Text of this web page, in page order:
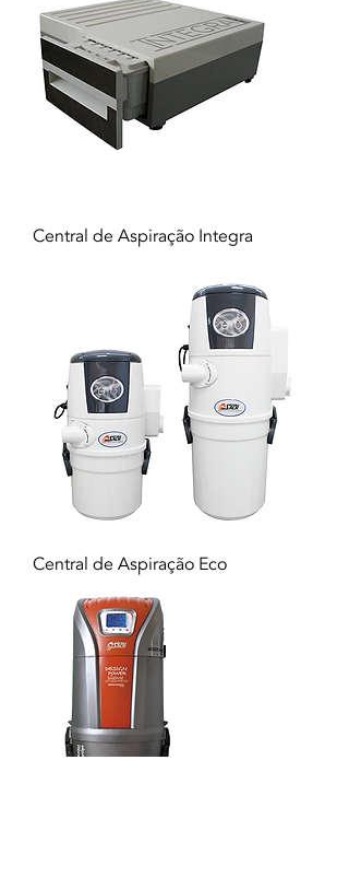
Central de Aspiração Integra
Central de Aspiração Eco